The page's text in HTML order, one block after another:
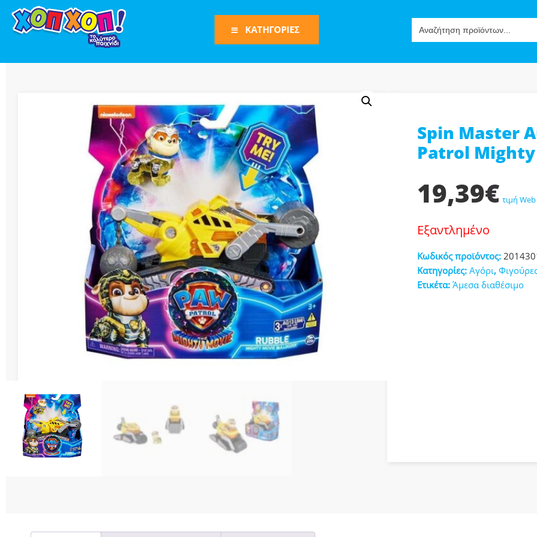
for:
ΚΑΤΗΓΟΡΙΕΣ
Φιγούρες Δράσης
Φιγούρες
Τρένα
Οχήματα
Πίστες-Γκαράζ
Παιχνίδια Ρόλων-Μίμησης
Play Set
Όπλα
Διάφορες Κατασκευές
Σπόρ
Spin Master
Patrol Mighty
19,39€ τιμή Web
Εξαντλημένο
Κωδικός προϊόντος:
Κατηγορίες: Αγόρι,
Ετικέτα: Άμεσα διαθέσιμο